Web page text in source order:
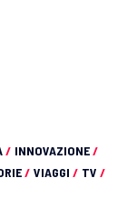
/ INNOVAZIONE/
/ VIAGGI / TV /